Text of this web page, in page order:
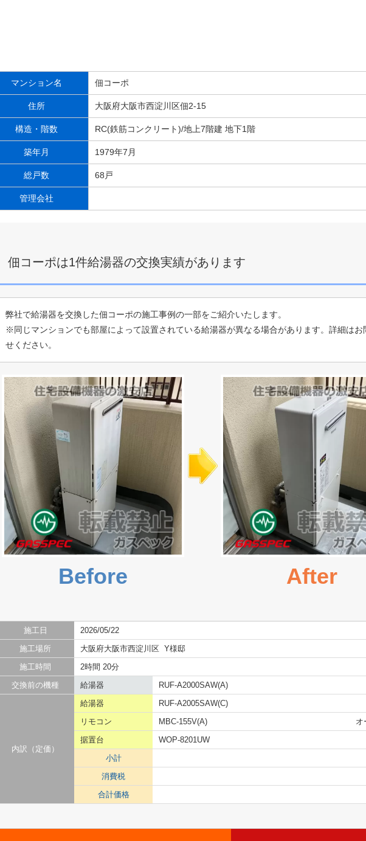
マンション名 佃コーポ
住所 大阪府大阪市西淀川区佃2-15
構造・階数 RC(鉄筋コンクリート)/地上7階建 地下1階
築年月 1979年7月
総戸数 68戸
管理会社
佃コーポは1件給湯器の交換実績があります
弊社で給湯器を交換した佃コーポの施工事例の一部をご紹介いたします。
※同じマンションでも部屋によって設置されている給湯器が異なる場合があります。詳細はお
せください。
Before After
施工日
2026/05/22
施工場所
大阪府大阪市西淀川区 Y様邸
施工時間
2時間 20分
交換前の機種
給湯器 RUF-A2000SAW(A)
内訳（定価）
給湯器 RUF-A2005SAW(C)
リモコン
MBC-155V(A)
オ
据置台
WOP-8201UW
小計
消費税
合計価格